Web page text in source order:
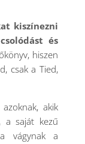
kiszínezni
és
hiszen
csak a Tied,
akik
a saját kezű
vágynak a